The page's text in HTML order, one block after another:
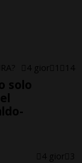
4 gior 1 14
solo
4 gior 3